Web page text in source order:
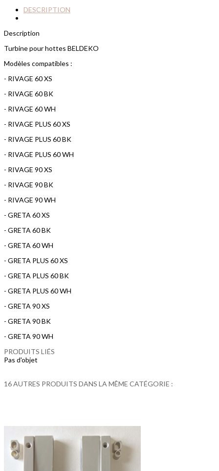
DESCRIPTION
Description
Turbine pour hottes BELDEKO
Modèles compatibles :
- RIVAGE 60 XS
- RIVAGE 60 BK
- RIVAGE 60 WH
- RIVAGE PLUS 60 XS
- RIVAGE PLUS 60 BK
- RIVAGE PLUS 60 WH
- RIVAGE 90 XS
- RIVAGE 90 BK
- RIVAGE 90 WH
- GRETA 60 XS
- GRETA 60 BK
- GRETA 60 WH
- GRETA PLUS 60 XS
- GRETA PLUS 60 BK
- GRETA PLUS 60 WH
- GRETA 90 XS
- GRETA 90 BK
- GRETA 90 WH
PRODUITS LIÉS
Pas d'objet
16 AUTRES PRODUITS DANS LA MÊME CATÉGORIE :